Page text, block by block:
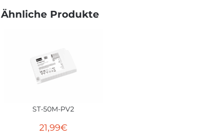
Ähnliche Produkte
ST-50M-PV2
21,99€